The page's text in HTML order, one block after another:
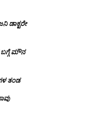
ಡಾಕ್ಟರೇ
ಬಗ್ಗೆ ಮೌನ
ತಂಡ